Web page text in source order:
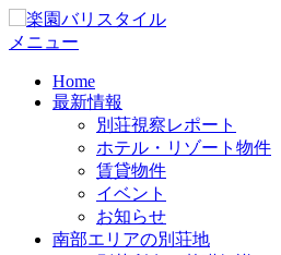
メニュー
Home
最新情報
別荘視察レポート
ホテル・リゾート物件
賃貸物件
イベント
お知らせ
南部エリアの別荘地